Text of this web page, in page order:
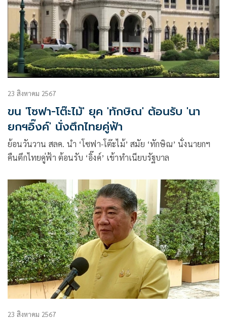
23 สิงหาคม 2567
ขน 'โซฟา-โต๊ะไม้' ยุค 'ทักษิณ' ต้อนรับ 'นา
ยกฯอิ๊งค์' นั่งตึกไทยคู่ฟ้า
ย้อนวันวาน สลค. นำ ‘โซฟา-โต๊ะไม้’ สมัย ‘ทักษิณ’ นั่งนายกฯ
คืนตึกไทยคู่ฟ้า ต้อนรับ ‘อิ๊งค์’ เข้าทำเนียบรัฐบาล
23 สิงหาคม 2567